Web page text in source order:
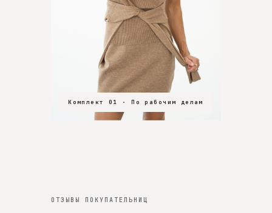
Комплект 01 · По рабочим делам
Комплект 02 · В зал
Комплект 03 · На особенный вечер
ОТЗЫВЫ ПОКУПАТЕЛЬНИЦ